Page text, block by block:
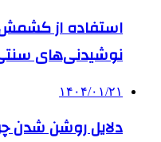
استفاده از
نوشیدنی‌های
۱۴۰۴/۰۱/۲۱
دلایل روشن شدن